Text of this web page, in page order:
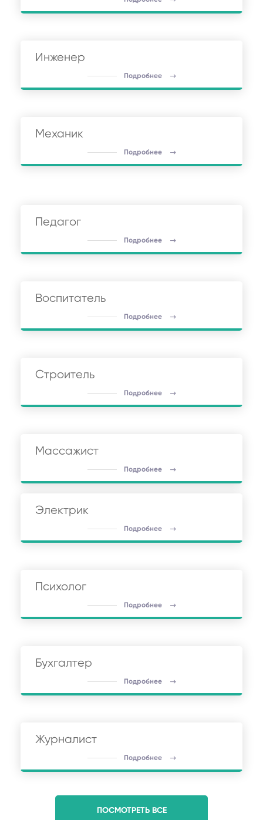
Инженер
Подробнее
Механик
Подробнее
Педагог
Подробнее
Воспитатель
Подробнее
Строитель
Подробнее
Массажист
Подробнее
Электрик
Подробнее
Психолог
Подробнее
Бухгалтер
Подробнее
Журналист
Подробнее
ПОСМОТРЕТЬ ВСЕ